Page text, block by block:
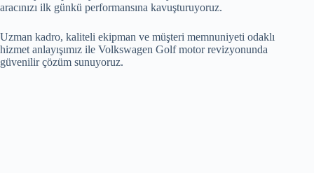
aracınızı ilk günkü performansına kavuşturuyoruz.
Uzman kadro, kaliteli ekipman ve müşteri memnuniyeti odaklı
hizmet anlayışımız ile Volkswagen Golf motor revizyonunda
güvenilir çözüm sunuyoruz.